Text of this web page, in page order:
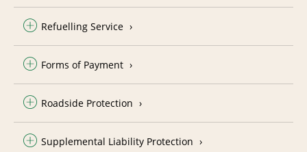
Refuelling Service
Forms of Payment
Roadside Protection
Supplemental Liability Protection